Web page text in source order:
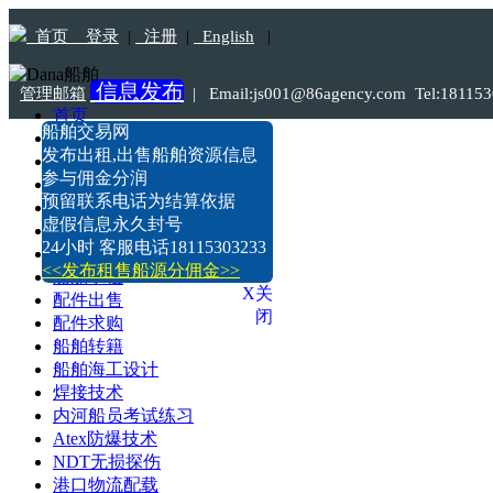
首页 登录 | 注册 | English |
管理邮箱 信息发布 | Email:js001@86agency.com
首页
船舶转港·过户
船舶坞检·坞修·油漆
船价估算
船舶出售
船舶求购
船舶出租
船舶求租
配件出售
配件求购
船舶转籍
船舶海工设计
焊接技术
内河船员考试练习
Atex防爆技术
NDT无损探伤
港口物流配载
船舶交易网
发布出租,出售船舶资源信息
参与佣金分润
预留联系电话为结算依据
虚假信息永久封号
24小时 客服电话18115303233
<<发布租售船源分佣金>>
X关
闭